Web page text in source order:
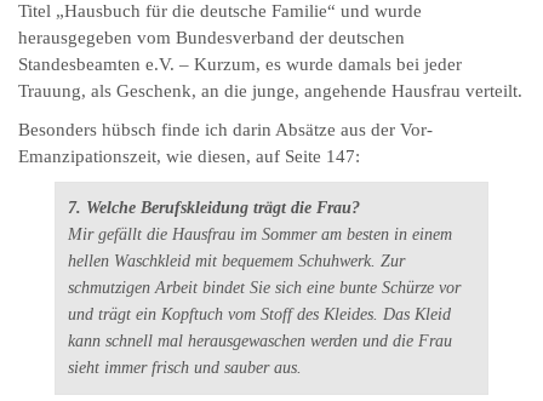
Titel „Hausbuch für die deutsche Familie“ und wurde
herausgegeben vom Bundesverband der deutschen
Standesbeamten e.V. – Kurzum, es wurde damals bei jeder
Trauung, als Geschenk, an die junge, angehende Hausfrau verteilt.
Besonders hübsch finde ich darin Absätze aus der Vor-
Emanzipationszeit, wie diesen, auf Seite 147:
7. Welche Berufskleidung trägt die Frau?
Mir gefällt die Hausfrau im Sommer am besten in einem
hellen Waschkleid mit bequemem Schuhwerk. Zur
schmutzigen Arbeit bindet Sie sich eine bunte Schürze vor
und trägt ein Kopftuch vom Stoff des Kleides. Das Kleid
kann schnell mal herausgewaschen werden und die Frau
sieht immer frisch und sauber aus.